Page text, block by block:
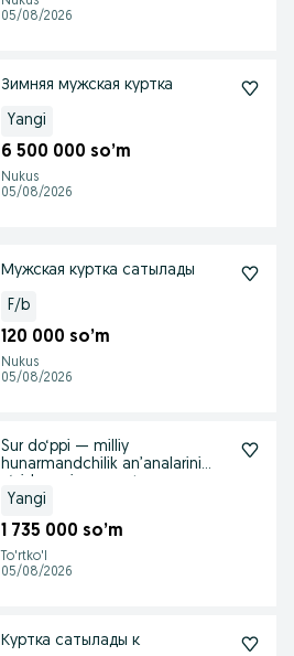
05/08/2026
Зимняя мужская куртка
Yangi
6 500 000 so’m
Nukus
05/08/2026
Мужская куртка сатылады
F/b
120 000 so’m
Nukus
05/08/2026
Sur do‘ppi — milliy
hunarmandchilik an’analarini
Yangi
1 735 000 so’m
To'rtko'l
05/08/2026
Куртка сатылады к